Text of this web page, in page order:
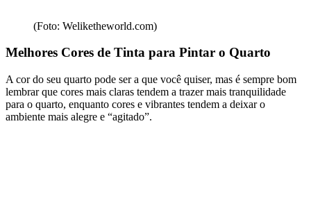
(Foto: Weliketheworld.com)
Melhores Cores de Tinta para Pintar o Quarto
A cor do seu quarto pode ser a que você quiser, mas é sempre bom
lembrar que cores mais claras tendem a trazer mais tranquilidade
para o quarto, enquanto cores e vibrantes tendem a deixar o
ambiente mais alegre e “agitado”.